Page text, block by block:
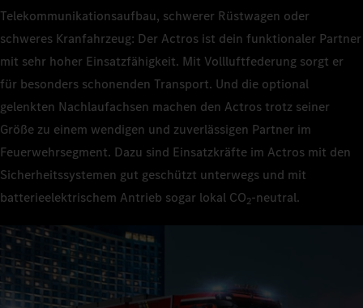
Telekommunikationsaufbau, schwerer Rüstwagen oder
schweres Kranfahrzeug: Der Actros ist dein funktionaler Partner
mit sehr hoher Einsatzfähigkeit. Mit Vollluftfederung sorgt er
für besonders schonenden Transport. Und die optional
gelenkten Nachlaufachsen machen den Actros trotz seiner
Größe zu einem wendigen und zuverlässigen Partner im
Feuerwehrsegment. Dazu sind Einsatzkräfte im Actros mit den
Sicherheitssystemen gut geschützt unterwegs und mit
batterieelektrischem Antrieb sogar lokal CO2‑neutral.